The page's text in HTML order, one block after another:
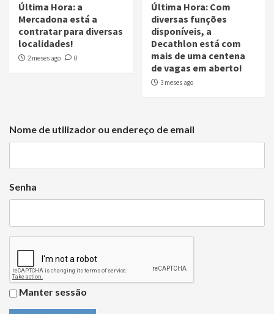
Última Hora: a
Mercadona está a
contratar para diversas
localidades!
2 meses ago 0
Última Hora: Com
diversas funções
disponíveis, a
Decathlon está com
mais de uma centena
de vagas em aberto!
3 meses ago
Nome de utilizador ou endereço de email
Senha
Manter sessão